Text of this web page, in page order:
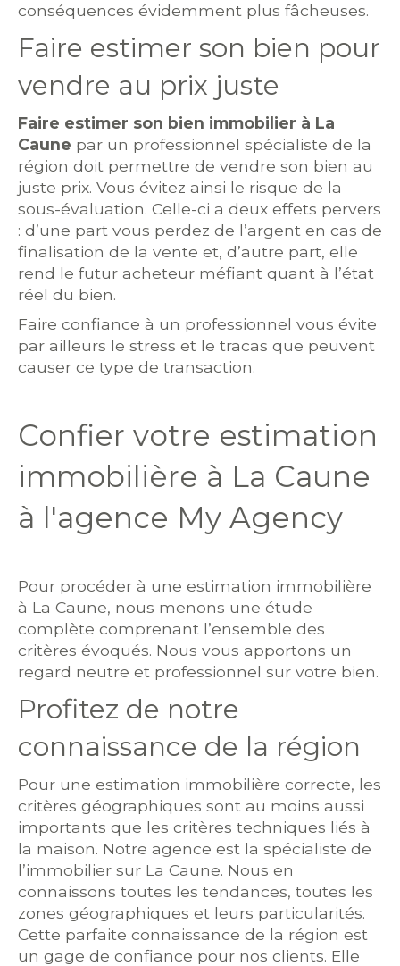
conséquences évidemment plus fâcheuses.
Faire estimer son bien pour
vendre au prix juste
Faire estimer son bien immobilier à La
Caune par un professionnel spécialiste de la
région doit permettre de vendre son bien au
juste prix. Vous évitez ainsi le risque de la
sous-évaluation. Celle-ci a deux effets pervers
: d’une part vous perdez de l’argent en cas de
finalisation de la vente et, d’autre part, elle
rend le futur acheteur méfiant quant à l’état
réel du bien.
Faire confiance à un professionnel vous évite
par ailleurs le stress et le tracas que peuvent
causer ce type de transaction.
Confier votre estimation
immobilière à La Caune
à l'agence My Agency
Pour procéder à une estimation immobilière
à La Caune, nous menons une étude
complète comprenant l’ensemble des
critères évoqués. Nous vous apportons un
regard neutre et professionnel sur votre bien.
Profitez de notre
connaissance de la région
Pour une estimation immobilière correcte, les
critères géographiques sont au moins aussi
importants que les critères techniques liés à
la maison. Notre agence est la spécialiste de
l’immobilier sur La Caune. Nous en
connaissons toutes les tendances, toutes les
zones géographiques et leurs particularités.
Cette parfaite connaissance de la région est
un gage de confiance pour nos clients. Elle